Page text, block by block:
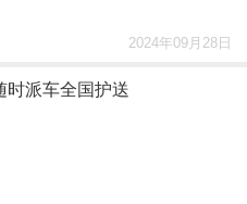
2024年09月28日
时派车全国护送